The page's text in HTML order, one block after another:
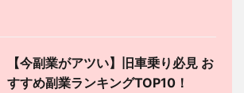
【今副業がアツい】旧車乗り必見 お
すすめ副業ランキングTOP10！